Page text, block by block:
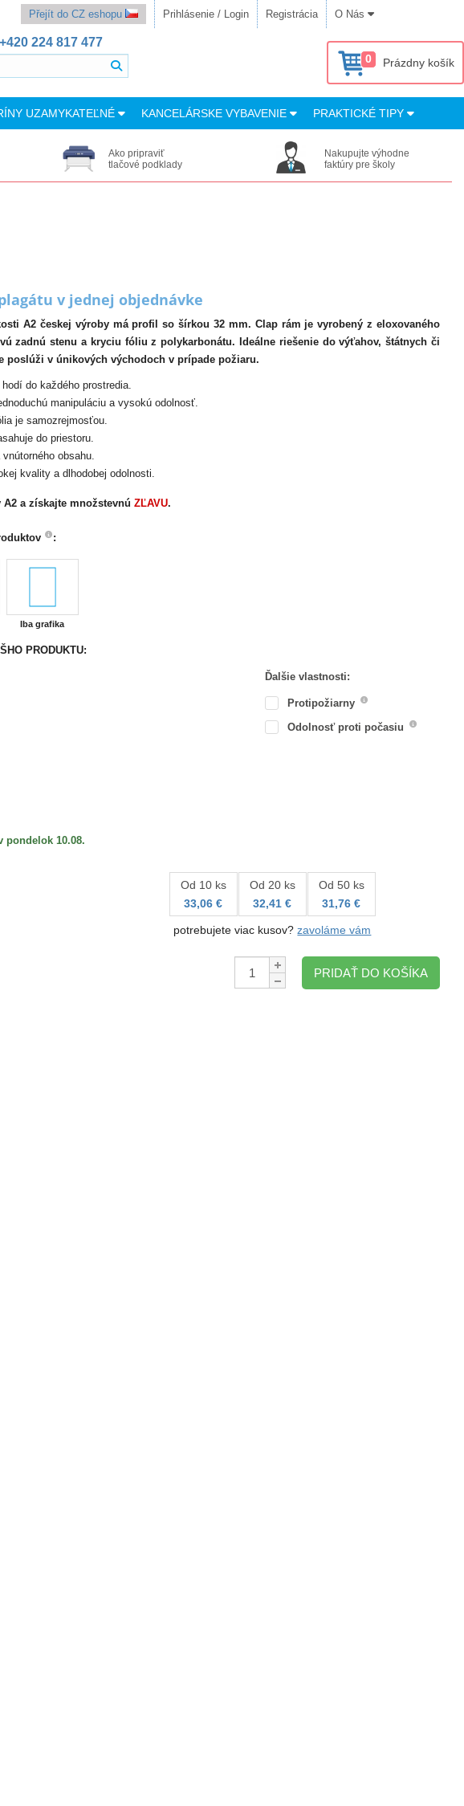
Přejít do CZ eshopu Prihlásenie / Login Registrácia O Nás
+420 224 817 477
0 Prázdny košík
UZAMYKATEĽNÉ KANCELÁRSKE VYBAVENIE PRAKTICKÉ TIPY
Ako pripraviť
tlačové podklady
Nakupujte výhodne
faktúry pre školy
v jednej objednávke
A2 českej výroby má profil so šírkou 32 mm. Clap rám je vyrobený z eloxovaného
zadnú stenu a kryciu fóliu z polykarbonátu. Ideálne riešenie do výťahov, štátnych či
poslúži v únikových východoch v prípade požiaru.
do každého prostredia.
manipuláciu a vysokú odolnosť.
je samozrejmosťou.
do priestoru.
obsahu.
kvality a dlhodobej odolnosti.
a získajte množstevnú ZĽAVU.
:
Iba grafika
PRODUKTU:
Ďalšie vlastnosti:
Protipožiarny
Odolnosť proti počasiu
pondelok 10.08.
Od 10 ks
33,06 €
Od 20 ks
32,41 €
Od 50 ks
31,76 €
potrebujete viac kusov?zavoláme vám
Množstvo:
PRIDAŤ DO KOŠÍKA